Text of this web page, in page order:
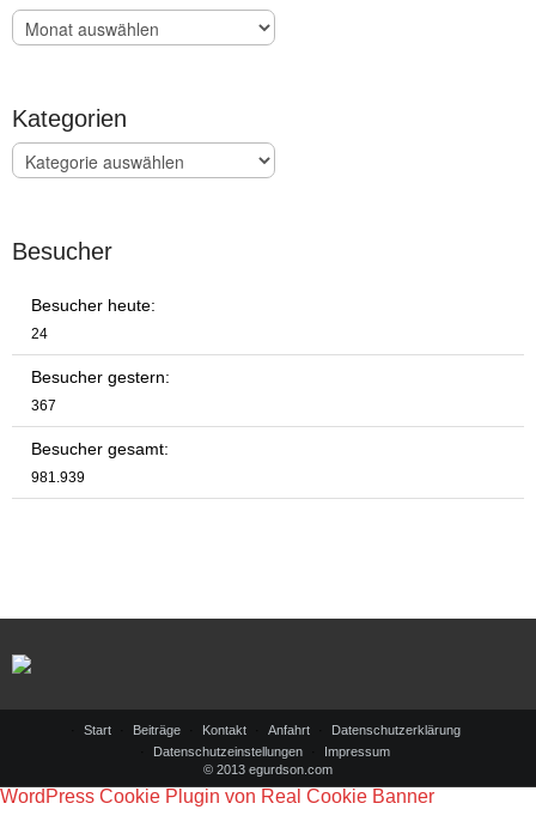
Archiv
Kategorien
Kategorien
Besucher
Besucher heute:
24
Besucher gestern:
367
Besucher gesamt:
981.939
Start Beiträge Kontakt Anfahrt
Datenschutzerklärung
Datenschutzeinstellungen
Impressum
© 2013 egurdson.com
WordPress Cookie Plugin von Real Cookie Banner